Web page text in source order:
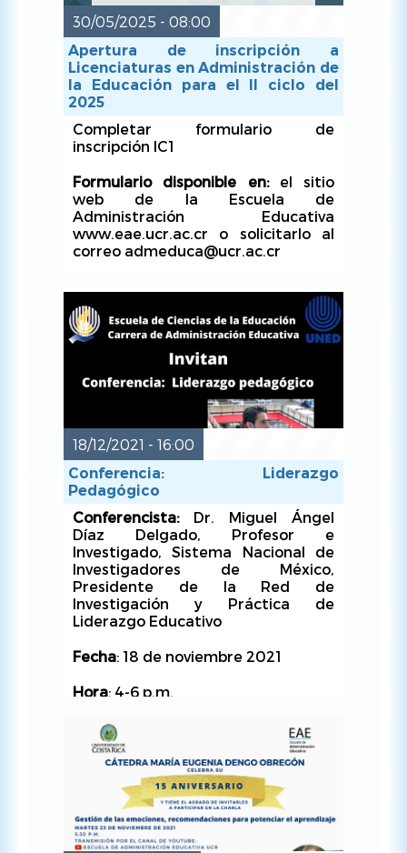
30/05/2025 - 08:00
Apertura de inscripción a
Licenciaturas en Administración de
la Educación para el II ciclo del
2025
Completar formulario de
inscripción IC1
Formulario disponible en:el sitio
web de la Escuela de
Administración Educativa
www.eae.ucr.ac.cr o solicitarlo al
correo admeduca@ucr.ac.cr
30 de mayo de 2025.
Lugar:Escuela de Administración o
a través del correo
admeduca@ucr.ac.cr donde se
tendrán que adjuntar todos los
documentos solicitados en formato
PDF con el nombre del documento,
nombre y apellidos de la persona.
MAR, 25/10/2022 - 08:56
18/12/2021 - 16:00
Conferencia: Liderazgo
Pedagógico
Conferencista:Dr. Miguel Ángel
Díaz Delgado, Profesor e
Investigado, Sistema Nacional de
Investigadores de México,
Presidente de la Red de
Investigación y Práctica de
Liderazgo Educativo
Fecha: 18 de noviembre 2021
Hora: 4-6 p.m.
Lugar: Vía Zoom, en el Canal de
YouTube: Escuela de Ciencias de la
Educación y en Facebook Live:
Escuela de Administración
Educativa UCR
Invita: Escuela de Administración
Educativa UCR